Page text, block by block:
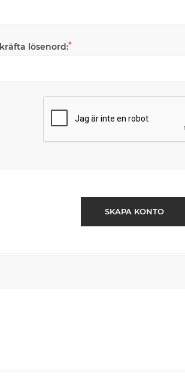
lösenord:*
SKAPA KONTO